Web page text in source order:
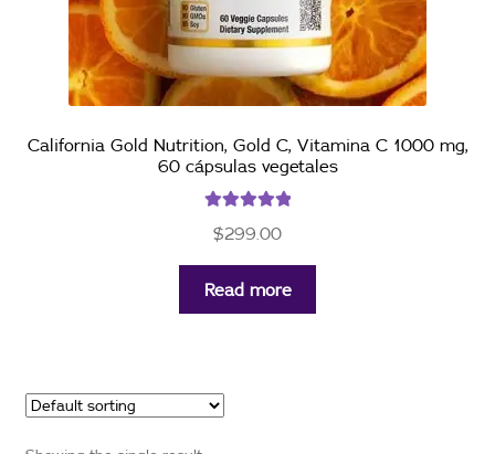
California Gold Nutrition, Gold C, Vitamina C 1000 mg,
60 cápsulas vegetales
$299.00
Read more